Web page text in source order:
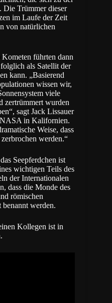
Die Trümmer dieser
im Laufe der Zeit
von natürlichen
führten dann
als Satellit der
kann. „Basierend
wissen wir,
viele
zertrümmert wurden
sagt Jack Lissauer
NASA in Kalifornien.
Weise, dass
werden.“
Seepferdchen ist
wichtigen Teils des
der Internationalen
dass die Monde des
römischen
werden.
Kollegen ist in